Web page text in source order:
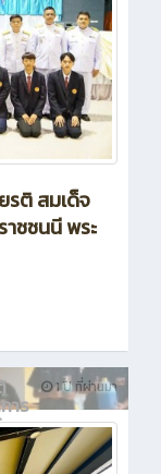
รติ สมเด็จ
าชชนนี พระ
1 ปี ที่ผ่านมา
าร